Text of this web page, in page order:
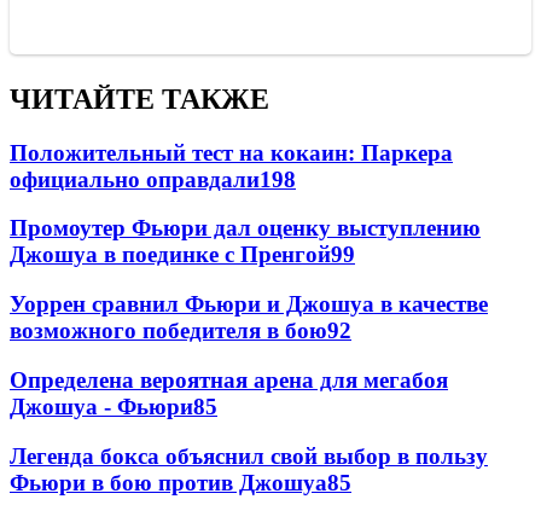
ЧИТАЙТЕ ТАКЖЕ
Положительный тест на кокаин: Паркера
официально оправдали198
Промоутер Фьюри дал оценку выступлению
Джошуа в поединке с Пренгой99
Уоррен сравнил Фьюри и Джошуа в качестве
возможного победителя в бою92
Определена вероятная арена для мегабоя
Джошуа - Фьюри85
Легенда бокса объяснил свой выбор в пользу
Фьюри в бою против Джошуа85